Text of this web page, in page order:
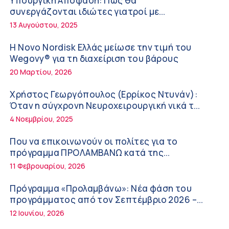
ΚΥ Σοφάδων
Πόσο μας επηρεάζει ο ύπνος με ανεμιστήρα
ή air-condition το καλοκαίρι
11:34 πμ
Randy Schekman, Νομπελίστας Ιατρικής:
«Σε πέντε χρόνια μπορεί να έχουμε
θεραπεία που αναστέλλει την εξέλιξη του
Πάρκινσον»
9:24 πμ
Αντώνης Βουκλαρής – «ΕΡΡΙΚΟΣ ΝΤΥΝΑΝ»
Πώς να προλάβετε και να αντιμετωπίσετε
τη διάρροια των ταξιδιωτών
Ευμενής Καραφυλλίδης (Metropolitan
General): Γιατί η διατροφή πρέπει να
καθοδηγείται από κλινικό διαιτολόγο;
συνεργάζονται ιδιώτες γιατροί με
νοσοκομεία του δημοσίου συστήματος
13 Αυγούστου, 2025
Η Novo Nordisk Ελλάς μείωσε την τιμή του
Wegovy® για τη διαχείριση του βάρους
20 Μαρτίου, 2026
Χρήστος Γεωργόπουλος (Ερρίκος Ντυνάν):
Όταν η σύγχρονη Νευροχειρουργική νικά το
φόβο!
4 Νοεμβρίου, 2025
Που να επικοινωνούν οι πολίτες για το
πρόγραμμα ΠΡΟΛΑΜΒΑΝΩ κατά της
παχυσαρκίας
11 Φεβρουαρίου, 2026
Πρόγραμμα «Προλαμβάνω»: Νέα φάση του
προγράμματος από τον Σεπτέμβριο 2026 –
Δωρεάν προληπτικές εξετάσεις έως το 2030
12 Ιουνίου, 2026